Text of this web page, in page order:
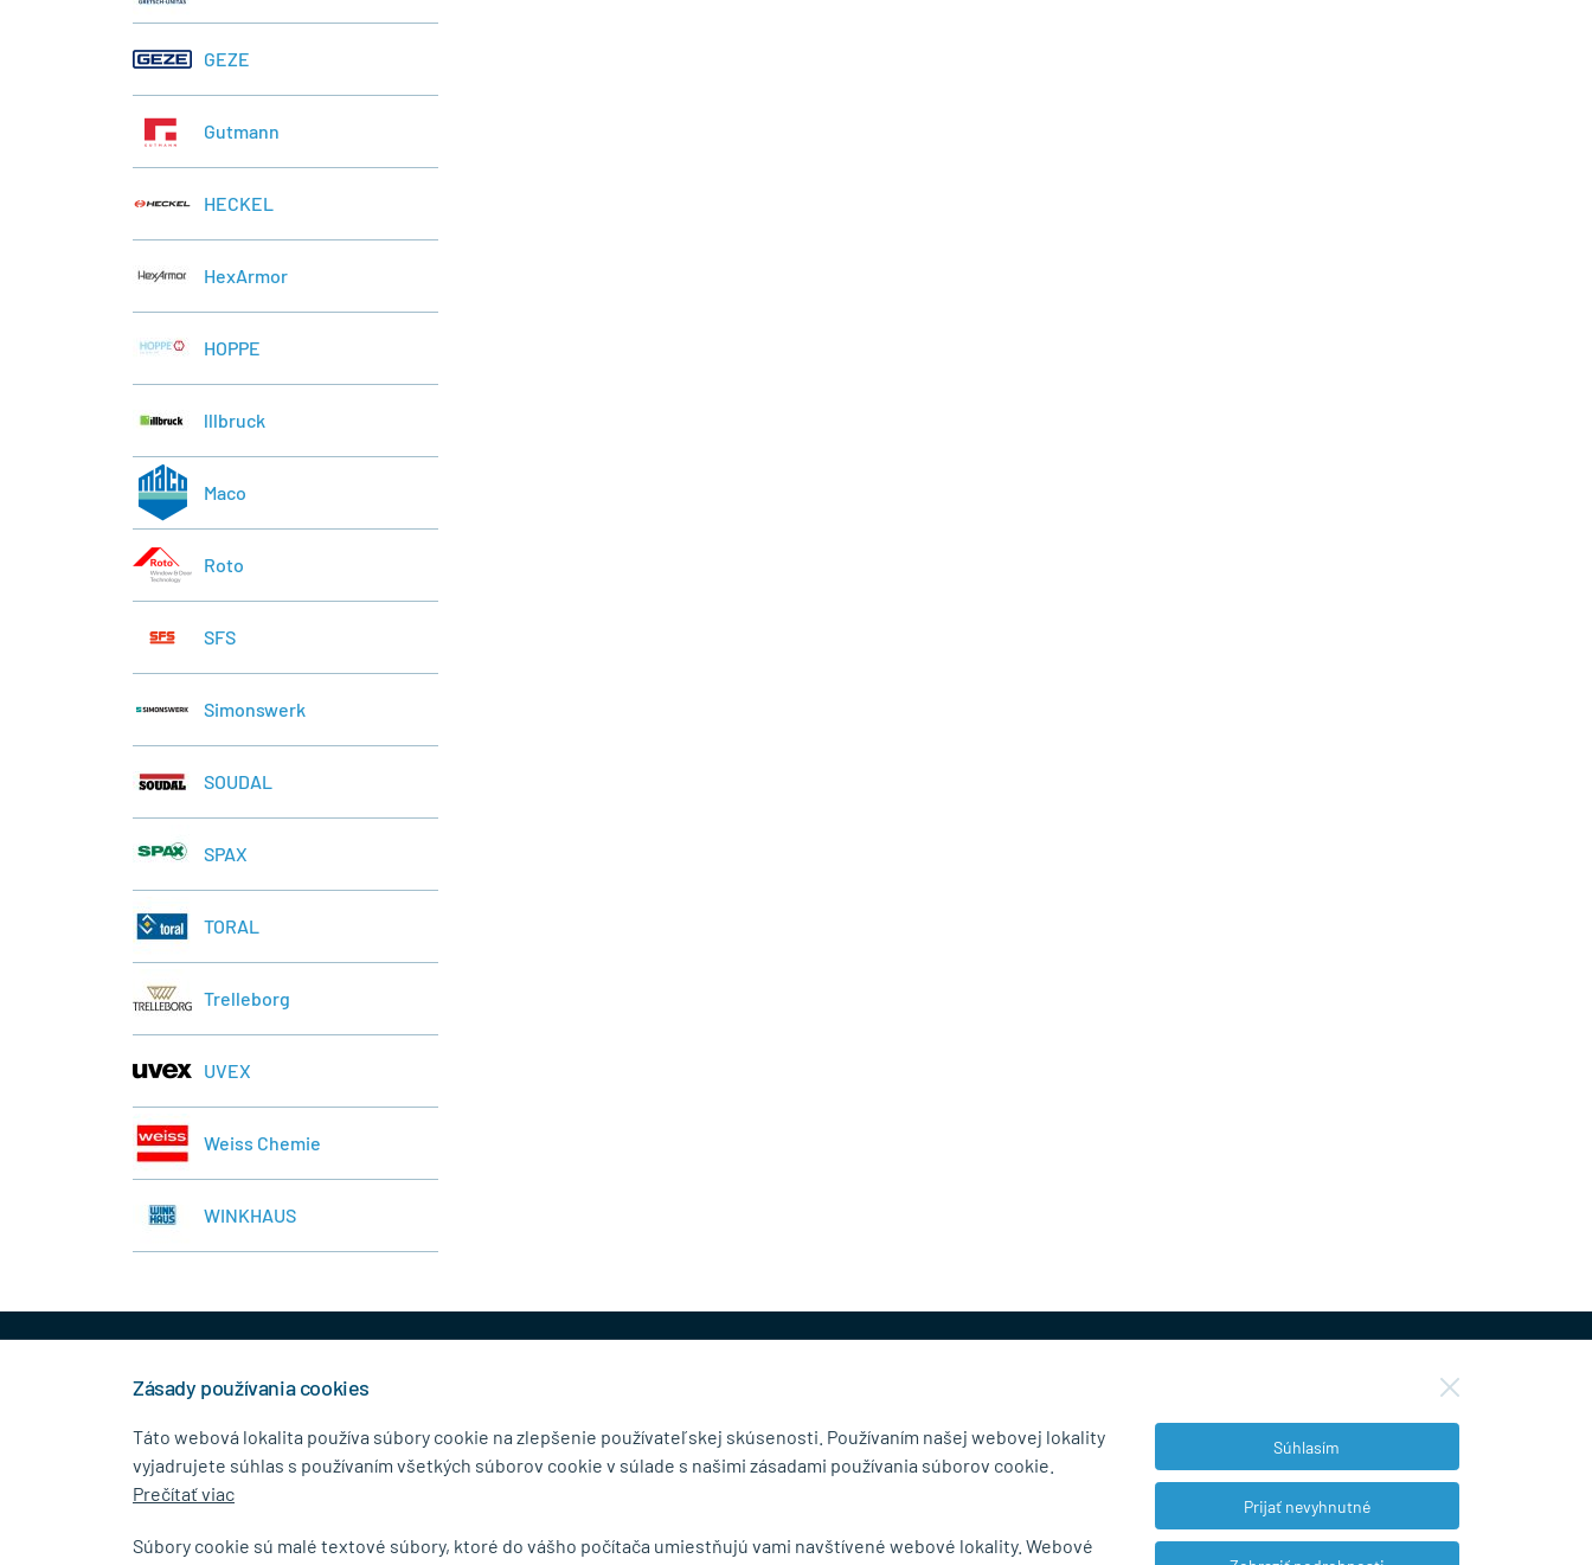
GEZE
Gutmann
HECKEL
HexArmor
HOPPE
lllbruck
Maco
Roto
SFS
Simonswerk
SOUDAL
SPAX
TORAL
Trelleborg
UVEX
Weiss Chemie
WINKHAUS
KONTAKTNÉ ÚDAJE
MB.Kovanie
O Spoločnosti
Doručenie a osobný odber
NEWSLETTER
Zásady používania cookies
Táto webová lokalita používa súbory cookie na zlepšenie používateľskej skúsenosti. Používaním našej webovej lokality
vyjadrujete súhlas s používaním všetkých súborov cookie v súlade s našimi zásadami používania súborov cookie.
Prečítať viac
Súbory cookie sú malé textové súbory, ktoré do vášho počítača umiestňujú vami navštívené webové lokality. Webové
Súhlasím
Prijať nevyhnutné